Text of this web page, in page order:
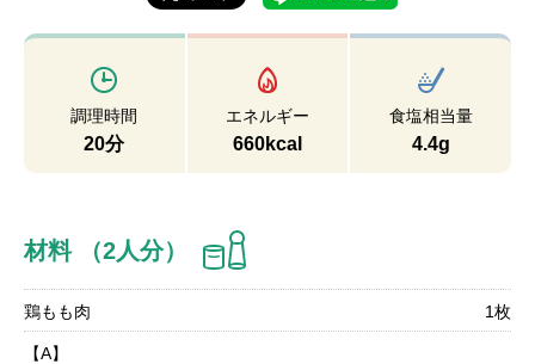
調理時間
20分
エネルギー
660kcal
食塩相当量
4.4g
材料 （2人分）
鶏もも肉 1枚
【A】